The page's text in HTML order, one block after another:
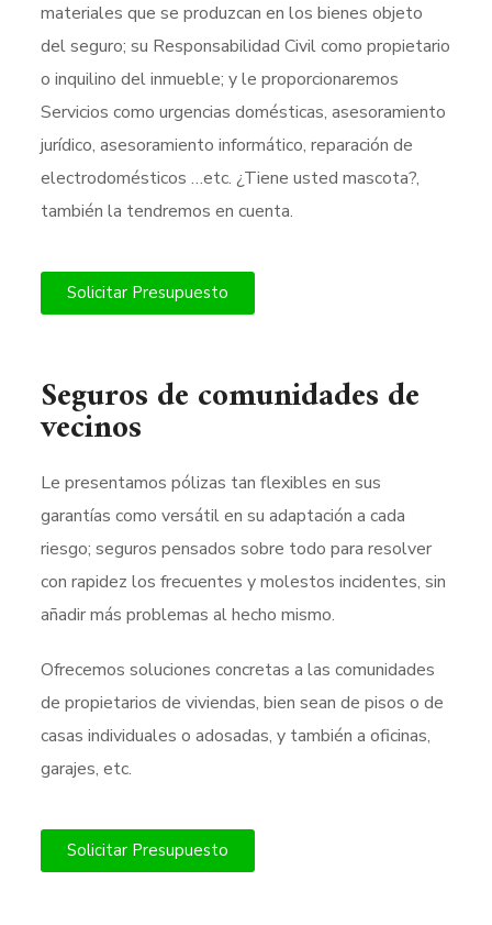
materiales que se produzcan en los bienes objeto
del seguro; su Responsabilidad Civil como propietario
o inquilino del inmueble; y le proporcionaremos
Servicios como urgencias domésticas, asesoramiento
jurídico, asesoramiento informático, reparación de
electrodomésticos …etc. ¿Tiene usted mascota?,
también la tendremos en cuenta.
Solicitar Presupuesto
Seguros de comunidades de
vecinos
Le presentamos pólizas tan flexibles en sus
garantías como versátil en su adaptación a cada
riesgo; seguros pensados sobre todo para resolver
con rapidez los frecuentes y molestos incidentes, sin
añadir más problemas al hecho mismo.
Ofrecemos soluciones concretas a las comunidades
de propietarios de viviendas, bien sean de pisos o de
casas individuales o adosadas, y también a oficinas,
garajes, etc.
Solicitar Presupuesto